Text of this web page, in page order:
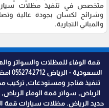
متخصص في تنفيذ مظلات
وشرائح لكسان بجودة عالية
والمباني التجارية.
قمة الوفاء للمظلات والسواتر
تنفيذ هناجر ومستودعات,
الرياض, سواتر قمة الوفاء
حديد الرياض. مظلات سيارات قمة